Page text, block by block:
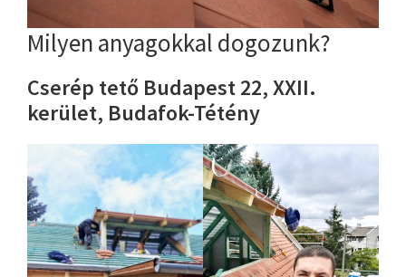
Milyen anyagokkal dogozunk?
Cserép tető Budapest 22, XXII.
kerület, Budafok-Tétény